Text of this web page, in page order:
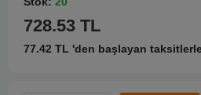
728.53 TL
77.42 TL 'den başlayan